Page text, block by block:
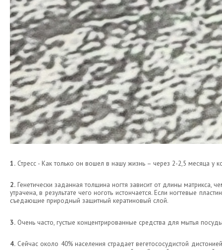
1. Стресс - Как только он вошел в нашу жизнь – через 2-2,5 месяца у
2. Генетически заданная толщина ногтя зависит от длины матрикса,
утрачена, в результате чего ноготь истончается. Если ногтевые
съедающие природный защитный кератиновый слой.
3. Очень часто, густые концентрированные средства для мытья
4. Сейчас около 40% населения страдает вегетососудистой